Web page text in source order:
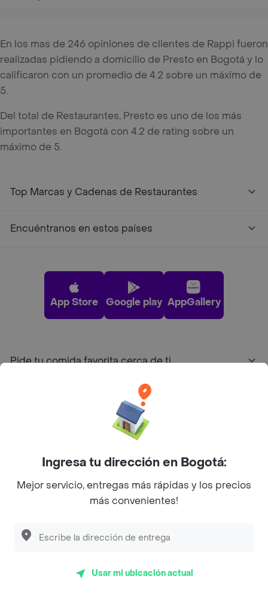
En los mas de 246 opiniones de clientes de Rappi fueron
realizadas pidiendo a domicilio de Presto en Bogotá y lo
calificaron con un promedio de 4.2 sobre un máximo de
5.
Del total de Restaurantes, Presto es uno de los más
importantes en Bogotá con 4.2 de rating sobre un
máximo de 5.
Top Marcas y Cadenas de Restaurantes
Encuéntranos en estos países
App Store Google play AppGallery
Pide tu comida favorita cerca de ti
Sobre Rappi
Facebook
Twitter
Instagram
©2026Rappi Inc. All rights reserved.
Ingresa tu dirección en Bogotá:
Mejor servicio, entregas más rápidas y los precios
más convenientes!
Usar mi ubicación actual